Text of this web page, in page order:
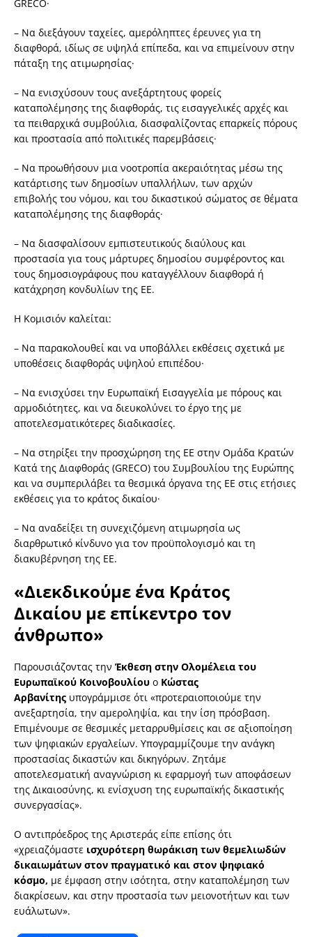
GRECO·
– Να διεξάγουν ταχείες, αμερόληπτες έρευνες για τη
διαφθορά, ιδίως σε υψηλά επίπεδα, και να επιμείνουν στην
πάταξη της ατιμωρησίας·
– Να ενισχύσουν τους ανεξάρτητους φορείς
καταπολέμησης της διαφθοράς, τις εισαγγελικές αρχές και
τα πειθαρχικά συμβούλια, διασφαλίζοντας επαρκείς πόρους
και προστασία από πολιτικές παρεμβάσεις·
– Να προωθήσουν μια νοοτροπία ακεραιότητας μέσω της
κατάρτισης των δημοσίων υπαλλήλων, των αρχών
επιβολής του νόμου, και του δικαστικού σώματος σε θέματα
καταπολέμησης της διαφθοράς·
– Να διασφαλίσουν εμπιστευτικούς διαύλους και
προστασία για τους μάρτυρες δημοσίου συμφέροντος και
τους δημοσιογράφους που καταγγέλλουν διαφθορά ή
κατάχρηση κονδυλίων της ΕΕ.
Η Κομισιόν καλείται:
– Να παρακολουθεί και να υποβάλλει εκθέσεις σχετικά με
υποθέσεις διαφθοράς υψηλού επιπέδου·
– Να ενισχύσει την Ευρωπαϊκή Εισαγγελία με πόρους και
αρμοδιότητες, και να διευκολύνει το έργο της με
αποτελεσματικότερες διαδικασίες.
– Να στηρίξει την προσχώρηση της ΕΕ στην Ομάδα Κρατών
Κατά της Διαφθοράς (GRECO) του Συμβουλίου της Ευρώπης
και να συμπεριλάβει τα θεσμικά όργανα της ΕΕ στις ετήσιες
εκθέσεις για το κράτος δικαίου·
– Να αναδείξει τη συνεχιζόμενη ατιμωρησία ως
διαρθρωτικό κίνδυνο για τον προϋπολογισμό και τη
διακυβέρνηση της ΕΕ.
«Διεκδικούμε ένα Κράτος
Δικαίου με επίκεντρο τον
άνθρωπο»
Παρουσιάζοντας την Έκθεση στην Ολομέλεια του
Ευρωπαϊκού Κοινοβουλίου ο Κώστας
Αρβανίτης υπογράμμισε ότι «προτεραιοποιούμε την
ανεξαρτησία, την αμεροληψία, και την ίση πρόσβαση.
Επιμένουμε σε θεσμικές μεταρρυθμίσεις και σε αξιοποίηση
των ψηφιακών εργαλείων. Υπογραμμίζουμε την ανάγκη
προστασίας δικαστών και δικηγόρων. Ζητάμε
αποτελεσματική αναγνώριση κι εφαρμογή των αποφάσεων
της Δικαιοσύνης, κι ενίσχυση της ευρωπαϊκής δικαστικής
συνεργασίας».
Ο αντιπρόεδρος της Αριστεράς είπε επίσης ότι
«χρειαζόμαστε ισχυρότερη θωράκιση των θεμελιωδών
δικαιωμάτων στον πραγματικό και στον ψηφιακό
κόσμο, με έμφαση στην ισότητα, στην καταπολέμηση των
διακρίσεων, και στην προστασία των μειονοτήτων και των
ευάλωτων».